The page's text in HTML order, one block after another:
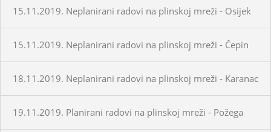
15.11.2019. Neplanirani radovi na plinskoj mreži - Osijek
15.11.2019. Neplanirani radovi na plinskoj mreži - Čepin
18.11.2019. Neplanirani radovi na plinskoj mreži - Karanac
19.11.2019. Planirani radovi na plinskoj mreži - Požega